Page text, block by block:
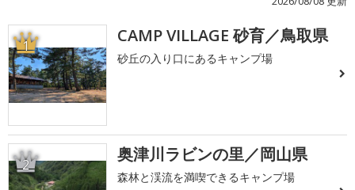
1 CAMP VILLAGE 砂育／鳥取県
砂丘の入り口にあるキャンプ場
2 奥津川ラビンの里／岡山県
森林と渓流を満喫できるキャンプ場